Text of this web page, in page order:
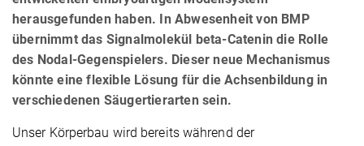
herausgefunden haben. In Abwesenheit von BMP
übernimmt das Signalmolekül beta-Catenin die Rolle
des Nodal-Gegenspielers. Dieser neue Mechanismus
könnte eine flexible Lösung für die Achsenbildung in
verschiedenen Säugertierarten sein.
Unser Körperbau wird bereits während der